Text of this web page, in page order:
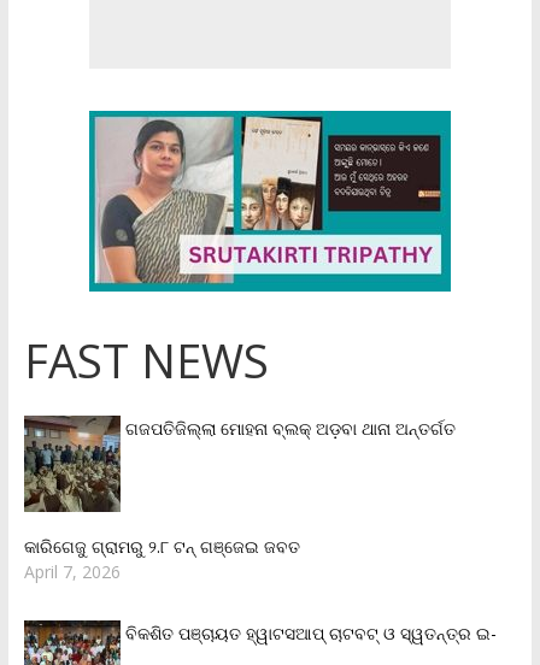
FAST NEWS
ଗଜପତିଜିଲ୍ଲା ମୋହନା ବ୍ଲକ୍‌ ଅଡ଼ବା ଥାନା ଅନ୍ତର୍ଗତ
କାରିଗେଜୁ ଗ୍ରାମରୁ ୨.୮ ଟନ୍ ଗଞ୍ଜେଇ ଜବତ
April 7, 2026
ବିକଶିତ ପଞ୍ଚାୟତ ହ୍ୱାଟସଆପ୍ ଚାଟବଟ୍ ଓ ସ୍ୱତନ୍ତ୍ର ଇ-